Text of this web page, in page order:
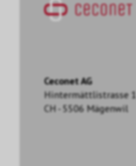
Ceconet AG
Hintermättlistrasse 1
CH - 5506 Mägenwil